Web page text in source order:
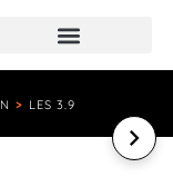
> LES 3.9